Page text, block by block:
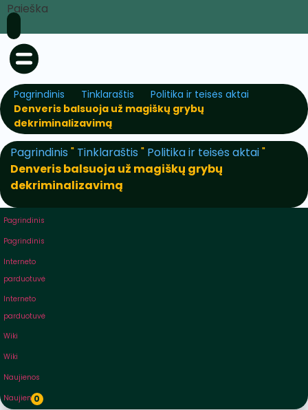
Paieška
Pagrindinis Tinklaraštis
Politika ir teisės aktai
Denveris balsuoja už magiškų grybų
dekriminalizavimą
Pagrindinis " Tinklaraštis " Politika ir teisės aktai"
Denveris balsuoja už magiškų grybų
dekriminalizavimą
Pagrindinis
Pagrindinis
Interneto
parduotuvė
Interneto
parduotuvė
Wiki
Wiki
Naujienos
Naujienos
0